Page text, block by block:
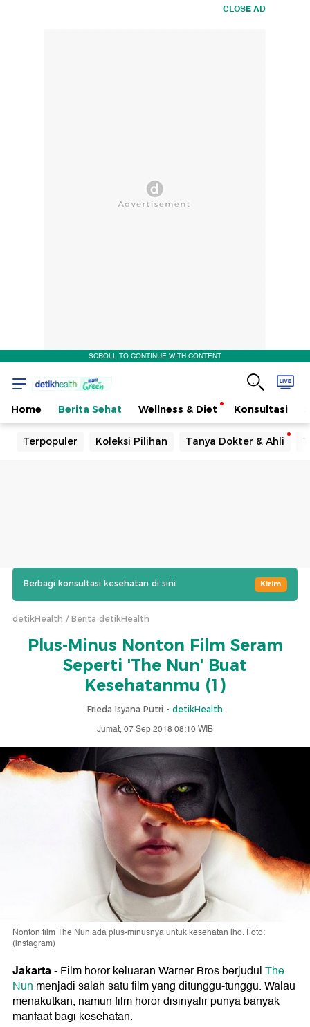
CLOSE AD
SCROLL TO CONTINUE WITH CONTENT
Home Berita Sehat Wellness & Diet Konsultasi
Terpopuler Koleksi Pilihan Tanya Dokter & Ahli
Berbagi konsultasi kesehatan di sini Kirim
detikHealth Berita detikHealth
Plus-Minus Nonton Film Seram
Seperti 'The Nun' Buat
Kesehatanmu (1)
Frieda Isyana Putri - detikHealth
Jumat, 07 Sep 2018 08:10 WIB
Nonton film The Nun ada plus-minusnya untuk kesehatan lho. Foto:
(instagram)
Jakarta- Film horor keluaran Warner Bros berjudulThe
Nun menjadi salah satu film yang ditunggu-tunggu. Walau
menakutkan, namun film horor disinyalir punya banyak
manfaat bagi kesehatan.